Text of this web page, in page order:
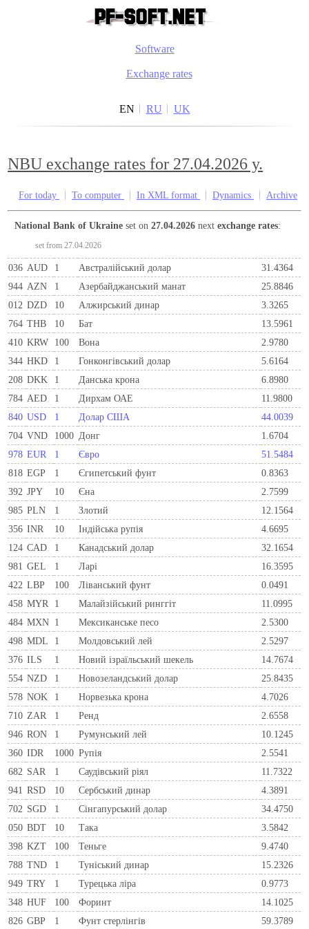
Software
Exchange rates
EN RU UK
NBU exchange rates for 27.04.2026 y.
For today To computer In XML format Dynamics Archive
National Bank of Ukraine set on27.04.2026 nextexchange rates:
set from 27.04.2026
036 AUD 1 Австралійський долар
31.4364
944 AZN 1 Азербайджанський манат
25.8846
012 DZD 10 Алжирський динар
3.3265
764 THB 10 Бат
13.5961
410 KRW 100 Вона
2.9780
344 HKD 1 Гонконгівський долар
5.6164
208 DKK 1 Данська крона
6.8980
784 AED 1 Дирхам ОАЕ
11.9800
840 USD 1 Долар США
44.0039
704 VND 1000 Донг
1.6704
978 EUR 1 Євро
51.5484
818 EGP 1 Єгипетський фунт
0.8363
392 JPY 10 Єна
2.7599
985 PLN 1 Злотий
12.1564
356 INR 10 Індійська рупія
4.6695
124 CAD 1 Канадський долар
32.1654
981 GEL 1 Ларi
16.3595
422 LBP 100 Ліванський фунт
0.0491
458 MYR 1 Малайзійський ринггіт
11.0995
484 MXN 1 Мексиканське песо
2.5300
498 MDL 1 Молдовський лей
2.5297
376 ILS 1 Новий ізраїльський шекель
14.7674
554 NZD 1 Новозеландський долар
25.8435
578 NOK 1 Норвезька крона
4.7026
710 ZAR 1 Ренд
2.6558
946 RON 1 Румунський лей
10.1245
360 IDR 1000 Рупія
2.5541
682 SAR 1 Саудівський ріял
11.7322
941 RSD 10 Сербський динар
4.3891
702 SGD 1 Сінгапурський долар
34.4750
050 BDT 10 Така
3.5842
398 KZT 100 Теньге
9.4740
788 TND 1 Туніський динар
15.2326
949 TRY 1 Турецька ліра
0.9773
348 HUF 100 Форинт
14.1025
826 GBP 1 Фунт стерлінгів 59.3789